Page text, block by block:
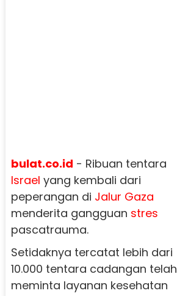
bulat.co.id - Ribuan tentara
Israel yang kembali dari
peperangan di Jalur Gaza
menderita gangguan stres
pascatrauma.
Setidaknya tercatat lebih dari
10.000 tentara cadangan telah
meminta layanan kesehatan